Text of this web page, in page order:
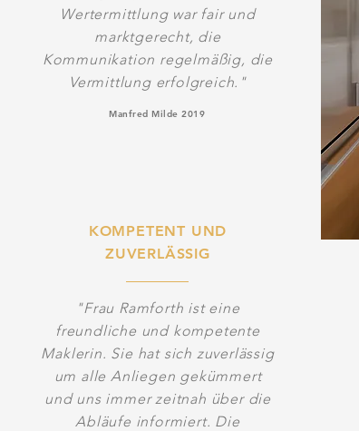
Wertermittlung war fair und
marktgerecht, die
Kommunikation regelmäßig, die
Vermittlung erfolgreich."
Manfred Milde 2019
KOMPETENT UND
ZUVERLÄSSIG
"Frau Ramforth ist eine
freundliche und kompetente
Maklerin. Sie hat sich zuverlässig
um alle Anliegen gekümmert
und uns immer zeitnah über die
Abläufe informiert. Die